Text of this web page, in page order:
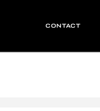
CONTACT